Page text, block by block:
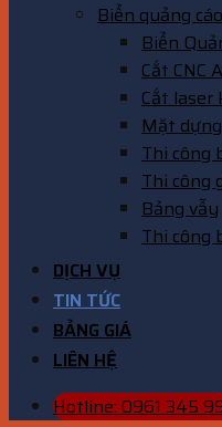
Biển quảng
Biển
Cắt CNC
Cắt laser
Mặt
Thi công
Thi công
Bảng vẫy
Thi công
DỊCH VỤ
TIN TỨC
BẢNG GIÁ
LIÊN HỆ
Hotline: 0961 345